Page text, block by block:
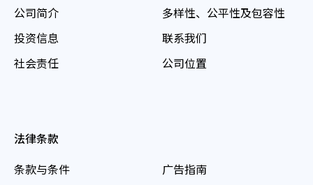
公司简介
投资信息
社会责任
多样性、公平性及包容性
联系我们
公司位置
法律条款
条款与条件
广告指南